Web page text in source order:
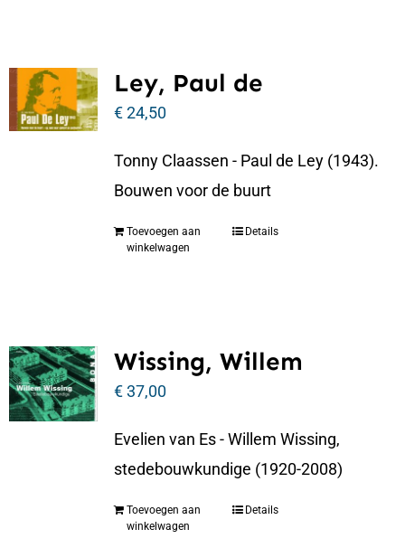
Ley, Paul de
€24,50
Tonny Claassen - Paul de Ley (1943).
Bouwen voor de buurt
Toevoegen aan
winkelwagen
Details
Wissing, Willem
€37,00
Evelien van Es - Willem Wissing,
stedebouwkundige (1920-2008)
Toevoegen aan
winkelwagen
Details